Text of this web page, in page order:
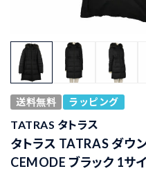
送料無料 ラッピング
TATRAS タトラス
タトラス TATRAS ダウ
CEMODE ブラック 1サ